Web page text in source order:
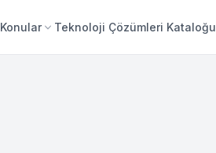
Konular Teknoloji Çözümleri Kataloğu